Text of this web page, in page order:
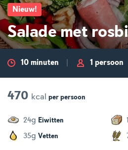
Nieuw!
Salade met
10 minuten 1 persoon
470 kcal per persoon
24g Eiwitten
35g Vetten